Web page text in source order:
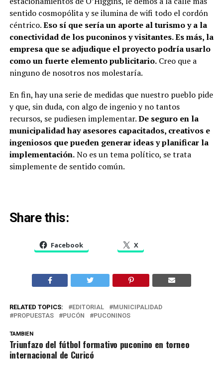
sentido cosmopólita y se ilumina de wifi todo el cordón
céntrico.Eso sí que sería un aporte al turismo y a la
conectividad de los puconinos y visitantes. Es más, la
empresa que se adjudique el proyecto podría usarlo
como un fuerte elemento publicitario.Creo que a
ninguno de nosotros nos molestaría.
En fin, hay una serie de medidas que nuestro pueblo pide
y que, sin duda, con algo de ingenio y no tantos
recursos, se pudiesen implementar.De seguro en la
municipalidad hay asesores capacitados, creativos e
ingeniosos que pueden generar ideas y planificar la
implementación.No es un tema político, se trata
simplemente de sentido común.
Share this:
Facebook X
RELATED TOPICS: EDITORIAL
MUNICIPALIDAD
PROPUESTAS
PUCÓN PUCONINOS
TAMBIEN
Triunfazo del fútbol formativo puconino en torneo
internacional de Curicó